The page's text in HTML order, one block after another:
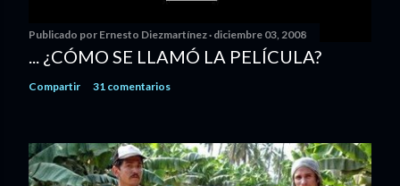
Publicado por Ernesto Diezmartínez diciembre 03, 2008
... ¿CÓMO SE LLAMÓ LA PELÍCULA?
Compartir 31 comentarios